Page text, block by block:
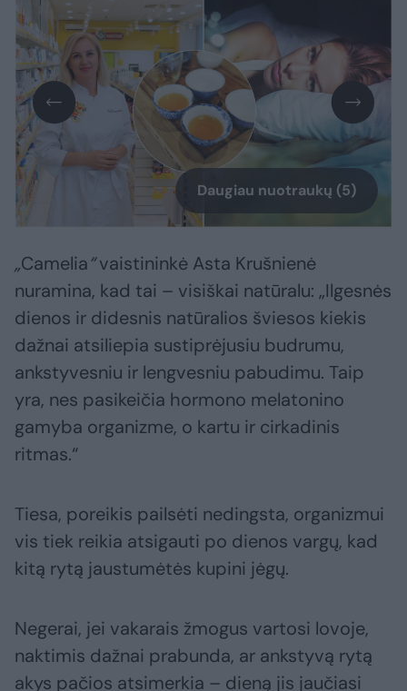
Daugiau nuotraukų (5)
„Camelia“vaistininkė Asta Krušnienė
nuramina, kad tai – visiškai natūralu: „Ilgesnės
dienos ir didesnis natūralios šviesos kiekis
dažnai atsiliepia sustiprėjusiu budrumu,
ankstyvesniu ir lengvesniu pabudimu. Taip
yra, nes pasikeičia hormono melatonino
gamyba organizme, o kartu ir cirkadinis
ritmas.“
Tiesa, poreikis pailsėti nedingsta, organizmui
vis tiek reikia atsigauti po dienos vargų, kad
kitą rytą jaustumėtės kupini jėgų.
Negerai, jei vakarais žmogus vartosi lovoje,
naktimis dažnai prabunda, ar ankstyvą rytą
akys pačios atsimerkia – dieną jis jaučiasi